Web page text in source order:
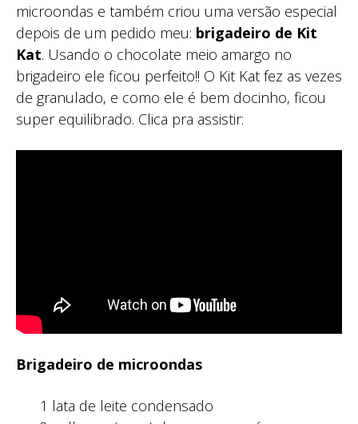
microondas e também criou uma versão especial
depois de um pedido meu: brigadeiro de Kit
Kat. Usando o chocolate meio amargo no
brigadeiro ele ficou perfeito!! O Kit Kat fez as vezes
de granulado, e como ele é bem docinho, ficou
super equilibrado. Clica pra assistir:
Brigadeiro de microondas
1 lata de leite condensado